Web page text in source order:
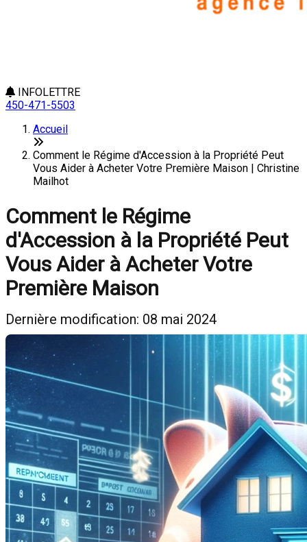
INFOLETTRE
450-471-5503
Accueil
Comment le Régime d'Accession à la Propriété Peut
Vous Aider à Acheter Votre Première Maison | Christine
Mailhot
Comment le Régime
d'Accession à la Propriété Peut
Vous Aider à Acheter Votre
Première Maison
Dernière modification: 08 mai 2024